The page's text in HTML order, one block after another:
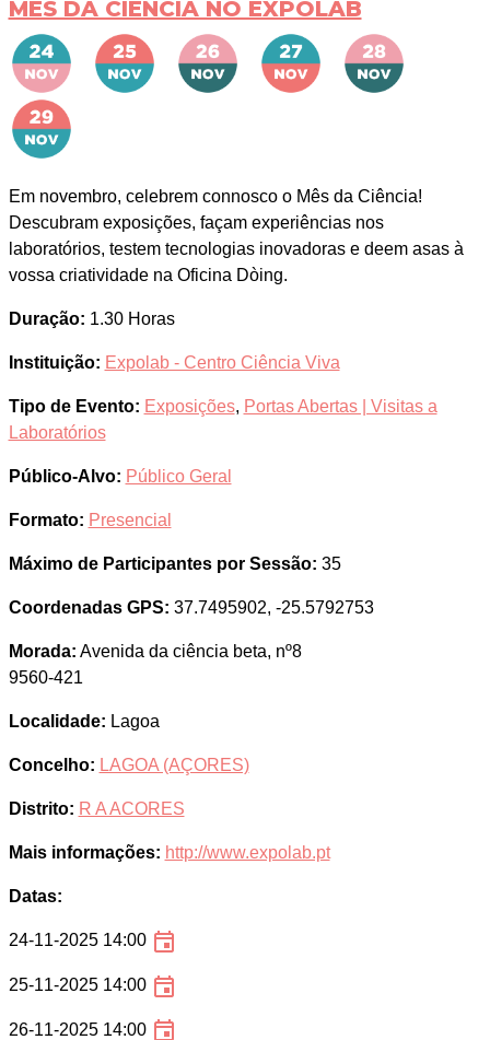
MÊS DA CIÊNCIA NO EXPOLAB
Em novembro, celebrem connosco o Mês da Ciência!
Descubram exposições, façam experiências nos
laboratórios, testem tecnologias inovadoras e deem asas à
vossa criatividade na Oficina Dòing.
Duração: 1.30 Horas
Instituição: Expolab - Centro Ciência Viva
Tipo de Evento: Exposições, Portas Abertas | Visitas a
Laboratórios
Público-Alvo: Público Geral
Formato: Presencial
Máximo de Participantes por Sessão: 35
Coordenadas GPS: 37.7495902, -25.5792753
Morada: Avenida da ciência beta, nº8
9560-421
Localidade: Lagoa
Concelho: LAGOA (AÇORES)
Distrito: R A ACORES
Mais informações: http://www.expolab.pt
Datas:
24-11-2025 14:00
25-11-2025 14:00
26-11-2025 14:00